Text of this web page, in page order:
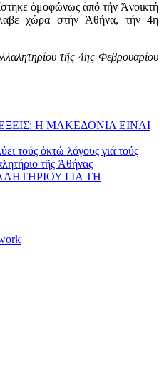
ὁμοφώνως ἀπό τήν Ἀνοικτή
χώρα στήν Ἀθήνα, τήν 4η
τῆς 4ης Φεβρουαρίου
Η ΜΑΚΕΔΟΝΙΑ ΕΙΝΑΙ
τούς ὀκτώ λόγους γιά τούς
τῆς Ἀθήνας
ΓΙΑ ΤΗ